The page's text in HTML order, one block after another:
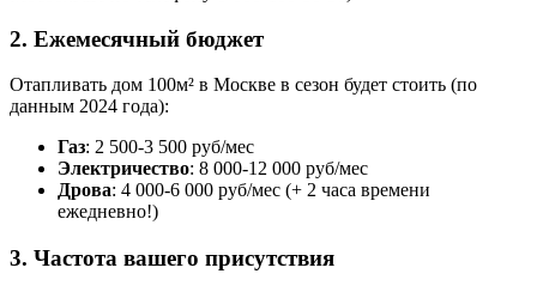
2. Ежемесячный бюджет
Отапливать дом 100м² в Москве в сезон будет стоить (по
данным 2024 года):
Газ: 2 500-3 500 руб/мес
Электричество: 8 000-12 000 руб/мес
Дрова: 4 000-6 000 руб/мес (+ 2 часа времени
ежедневно!)
3. Частота вашего присутствия